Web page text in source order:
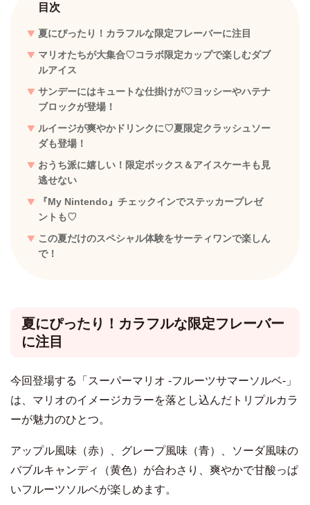
目次
夏にぴったり！カラフルな限定フレーバーに注目
マリオたちが大集合♡コラボ限定カップで楽しむダブ
ルアイス
サンデーにはキュートな仕掛けが♡ヨッシーやハテナ
ブロックが登場！
ルイージが爽やかドリンクに♡夏限定クラッシュソー
ダも登場！
おうち派に嬉しい！限定ボックス＆アイスケーキも見
逃せない
『My Nintendo』チェックインでステッカープレゼ
ントも♡
この夏だけのスペシャル体験をサーティワンで楽しん
で！
夏にぴったり！カラフルな限定フレーバー
に注目
今回登場する「スーパーマリオ -フルーツサマーソルベ-」
は、マリオのイメージカラーを落とし込んだトリプルカラ
ーが魅力のひとつ。
アップル風味（赤）、グレープ風味（青）、ソーダ風味の
バブルキャンディ（黄色）が合わさり、爽やかで甘酸っぱ
いフルーツソルベが楽しめます。